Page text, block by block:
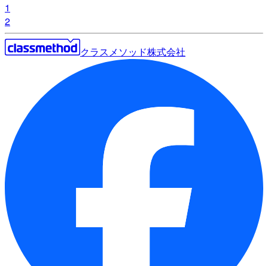
1
2
クラスメソッド株式会社